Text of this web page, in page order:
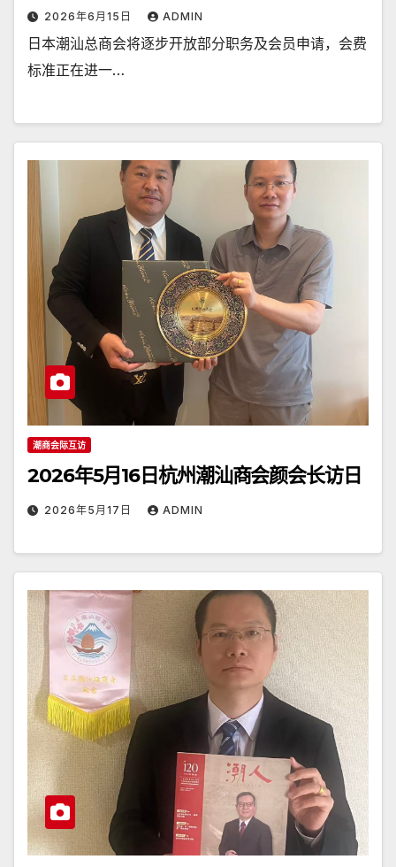
2026年6月15日 ADMIN
日本潮汕总商会将逐步开放部分职务及会员申请，会费
标准正在进一…
潮商会际互访
2026年5月16日杭州潮汕商会颜会长访日
2026年5月17日 ADMIN